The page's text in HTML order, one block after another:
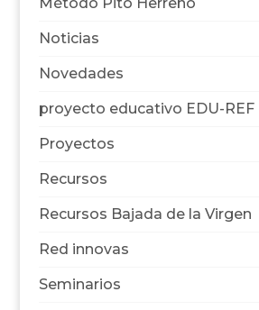
Noticias
Novedades
proyecto educativo EDU-REF
Proyectos
Recursos
Recursos Bajada de la Virgen
Red innovas
Seminarios